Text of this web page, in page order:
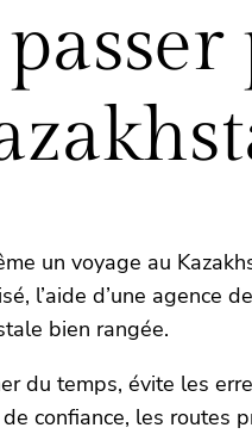
un voyage au
l’aide d’une agence
bien rangée.
du temps, évite les
confiance, les routes